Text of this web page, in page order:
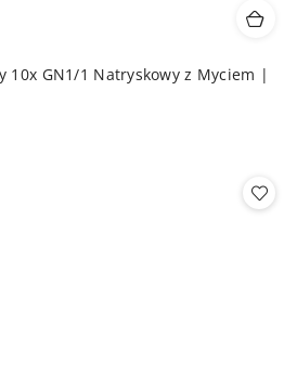
10x GN1/1 Natryskowy z Myciem |